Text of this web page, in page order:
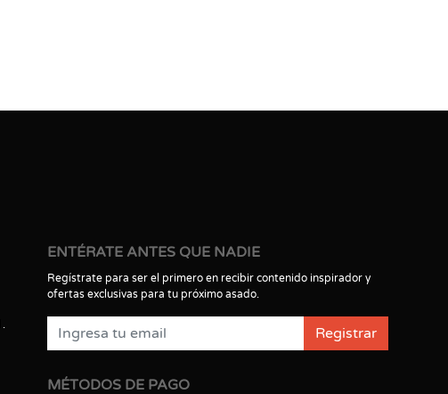
ENTÉRATE ANTES QUE NADIE
Regístrate para ser el primero en recibir contenido inspirador y
ofertas exclusivas para tu próximo asado.
Registrar
MÉTODOS DE PAGO